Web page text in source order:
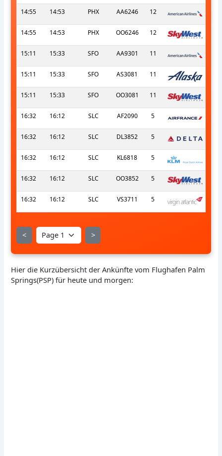
14:55
14:53 PHX AA6246 12
14:55 14:53 PHX OO6246 12
15:11 15:33 SFO AA9301 11
15:11 15:33 SFO AS3081 11
15:11 15:33 SFO OO3081 11
16:32 16:12 SLC AF2090 5
16:32 16:12 SLC DL3852 5
16:32 16:12 SLC KL6818 5
16:32 16:12 SLC OO3852 5
16:32 16:12 SLC VS3711 5
< >
Hier die Kurzübersicht der Ankünfte vom Flughafen Palm
Springs(PSP) für heute und morgen: